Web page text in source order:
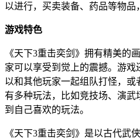
以进行，买卖装备、药品等物品
游戏特色
《天下3重击奕剑》拥有精美的
家可以享受到觉上的震撼。游
以和其他玩家一起组队打怪，
有多种玩法，比如竞技场、演
到自己喜欢的玩法。
《天下3重击奕剑》是以古代武